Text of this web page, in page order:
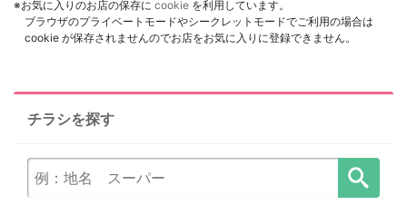
※お気に入りのお店の保存に cookie を利用しています。
ブラウザのプライベートモードやシークレットモードでご利用の場合は
cookie が保存されませんのでお店をお気に入りに登録できません。
チラシを探す